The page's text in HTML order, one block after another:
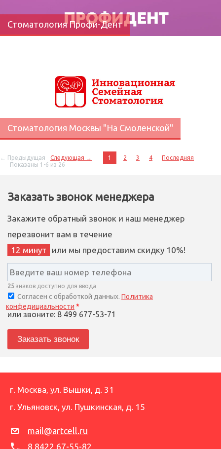
Стоматология Профи-Дент
Стоматология Москвы "На Смоленской"
← Предыдущая Следующая → 1 2 3 4
Последняя
Показаны 1-6 из 26
Заказать звонок менеджера
Закажите обратный звонок и наш менеджер
перезвонит вам в течение
12 минут
или мы предоставим скидку 10%!
25 знаков доступно для ввода
Согласен с обработкой данных. Политика
конфедициальности *
или звоните: 8 499 677-53-71
г. Москва ул. Вышки, д. 31
г. Ульяновск ул. Пушкинская, д. 15
mail@artcell.ru
8 8422 67-55-82